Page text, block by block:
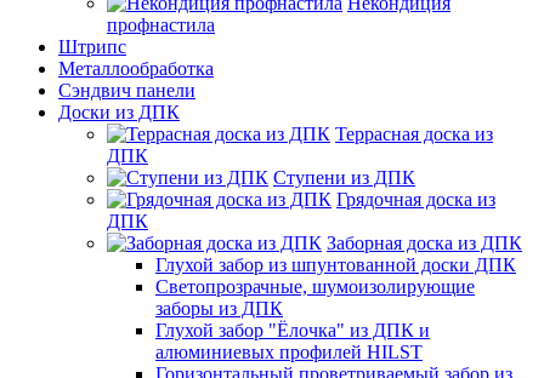
профнастила
Штрипс
Металлообработка
Сэндвич панели
Доски из ДПК
Террасная доска из
ДПК
Ступени из ДПК
Грядочная доска из
ДПК
Заборная доска из ДПК
Глухой забор из шпунтованной доски ДПК
Светопрозрачные, шумоизолирующие
заборы из ДПК
Глухой забор "Ёлочка" из ДПК и
алюминиевых профилей HILST
Горизонтальный проветриваемый забор из